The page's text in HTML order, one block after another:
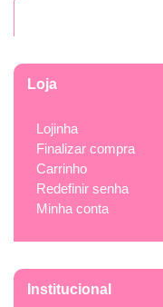
Loja
Lojinha
Finalizar compra
Carrinho
Redefinir senha
Minha conta
Institucional